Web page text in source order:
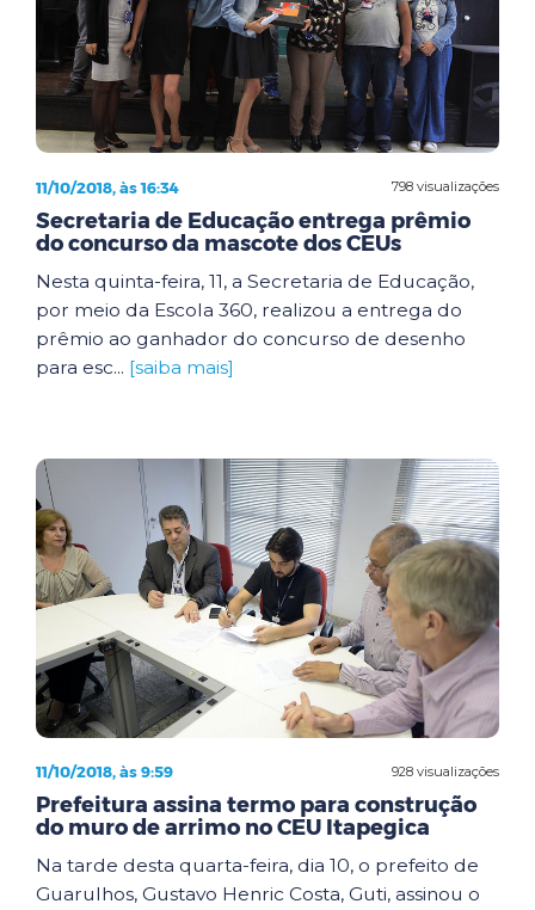
798 visualizações
11/10/2018, às 16:34
Secretaria de Educação entrega prêmio
do concurso da mascote dos CEUs
Nesta quinta-feira, 11, a Secretaria de Educação,
por meio da Escola 360, realizou a entrega do
prêmio ao ganhador do concurso de desenho
para esc... [saiba mais]
928 visualizações
11/10/2018, às 9:59
Prefeitura assina termo para construção
do muro de arrimo no CEU Itapegica
Na tarde desta quarta-feira, dia 10, o prefeito de
Guarulhos, Gustavo Henric Costa, Guti, assinou o